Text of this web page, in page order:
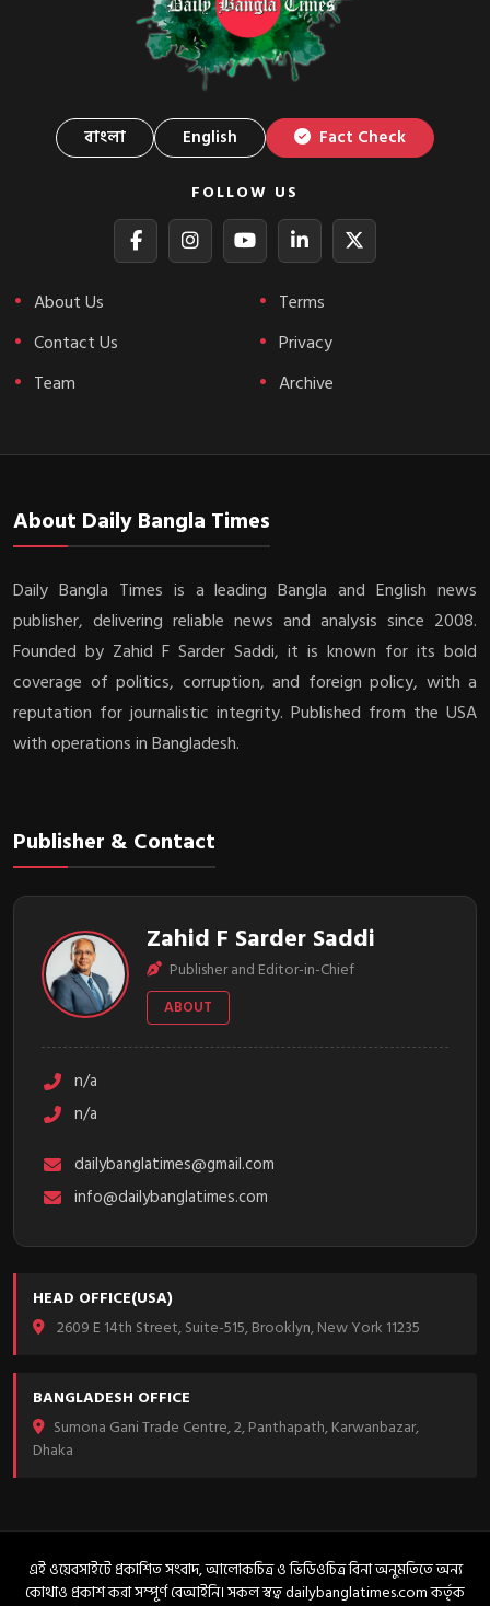
বাংলা English Fact Check
FOLLOW US
About Us
Contact Us
Team
Terms
Privacy
Archive
About Daily Bangla Times
Daily Bangla Times is a leading Bangla and English news
publisher, delivering reliable news and analysis since 2008.
Founded by Zahid F Sarder Saddi, it is known for its bold
coverage of politics, corruption, and foreign policy, with a
reputation for journalistic integrity. Published from the USA
with operations in Bangladesh.
Publisher & Contact
Zahid F Sarder Saddi
Publisher and Editor-in-Chief
ABOUT
n/a
n/a
dailybanglatimes@gmail.com
info@dailybanglatimes.com
HEAD OFFICE(USA)
2609 E 14th Street, Suite-515, Brooklyn, New York 11235
BANGLADESH OFFICE
Sumona Gani Trade Centre, 2, Panthapath, Karwanbazar,
Dhaka
এই ওয়েবসাইটে প্রকাশিত সংবাদ, আলোকচিত্র ও ভিডিওচিত্র বিনা অনুমতিতে অন্য
কোথাও প্রকাশ করা সম্পূর্ণ বেআইনি। সকল স্বত্ব dailybanglatimes.com কর্তৃক